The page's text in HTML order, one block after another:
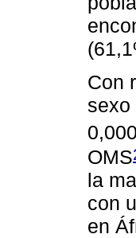
Con
sexo
OMS
la
con
en